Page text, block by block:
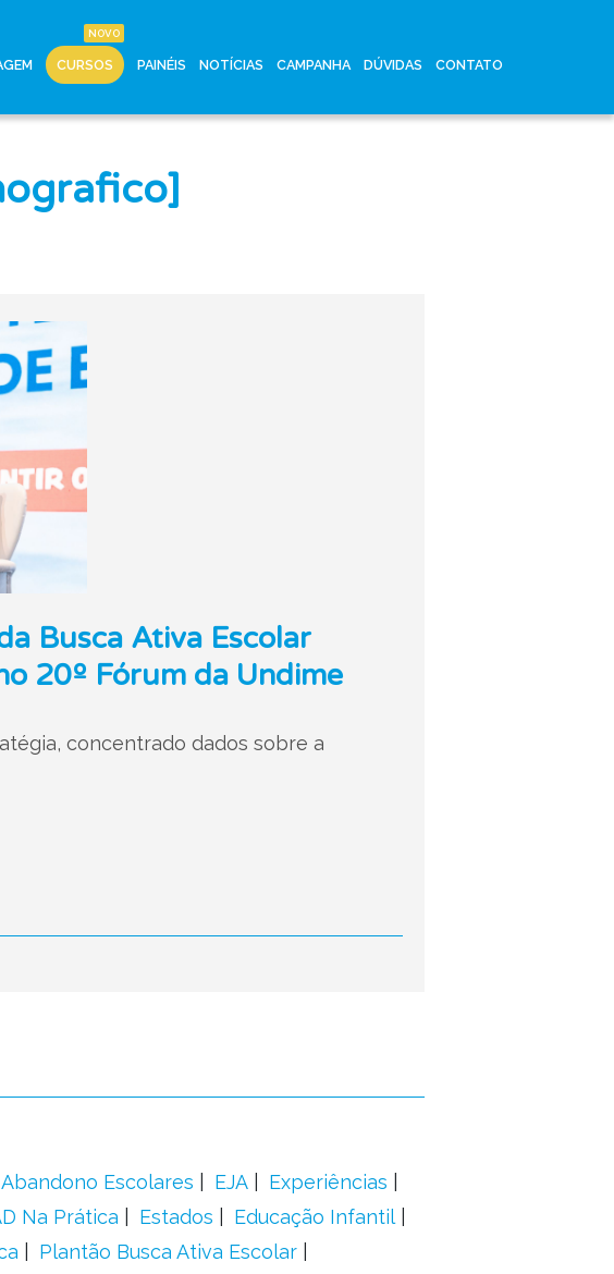
CURSOS PAINÉIS NOTÍCIAS CAMPANHA DÚVIDAS CONTATO
Busca Ativa Escolar
20º Fórum da Undime
concentrado dados sobre a
Escolares EJA
Experiências
Na Prática Estados
Educação Infantil
Plantão Busca Ativa Escolar